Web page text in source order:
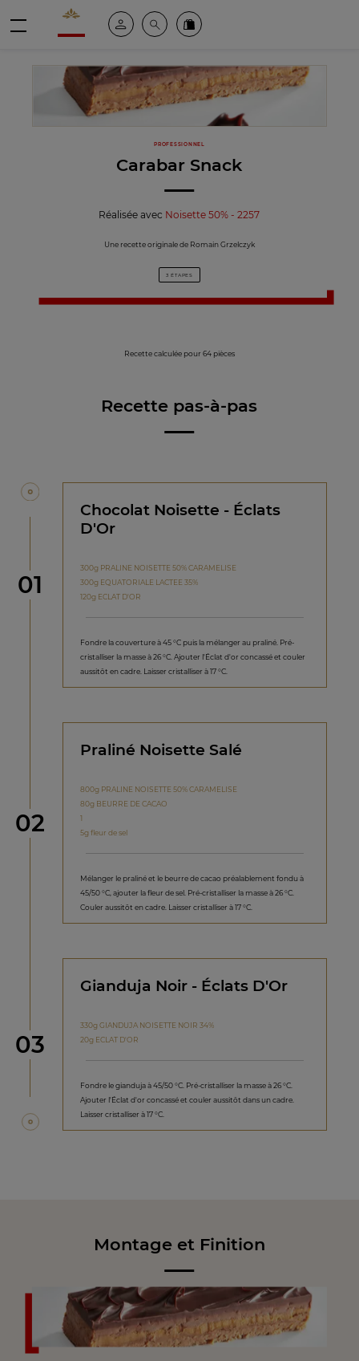
Valrhona - Imaginons le meilleur du chocolat
Espace clientRechercheCommandez en ligne
PROFESSIONNEL
Carabar Snack
Réalisée avec Noisette 50% - 2257
Une recette originale de Romain Grzelczyk
3 ÉTAPES
Recette calculée pour 64 pièces
Recette pas-à-pas
étape
01
Chocolat Noisette - Éclats
D'Or
300g PRALINE NOISETTE 50% CARAMELISE
300g EQUATORIALE LACTEE 35%
120g ECLAT D'OR
Fondre la couverture à 45 °C puis la mélanger au praliné. Pré-
cristalliser la masse à 26 °C. Ajouter l'Éclat d'or concassé et couler
aussitôt en cadre. Laisser cristalliser à 17 °C.
étape
02
Praliné Noisette Salé
800g PRALINE NOISETTE 50% CARAMELISE
80g BEURRE DE CACAO
1
5g fleur de sel
Mélanger le praliné et le beurre de cacao préalablement fondu à
45/50 °C, ajouter la fleur de sel. Pré-cristalliser la masse à 26 °C.
Couler aussitôt en cadre. Laisser cristalliser à 17 °C.
étape
03
Gianduja Noir - Éclats D'Or
330g GIANDUJA NOISETTE NOIR 34%
20g ECLAT D'OR
Fondre le gianduja à 45/50 °C. Pré-cristalliser la masse à 26 °C.
Ajouter l'Éclat d'or concassé et couler aussitôt dans un cadre.
Laisser cristalliser à 17 °C.
Montage et Finition